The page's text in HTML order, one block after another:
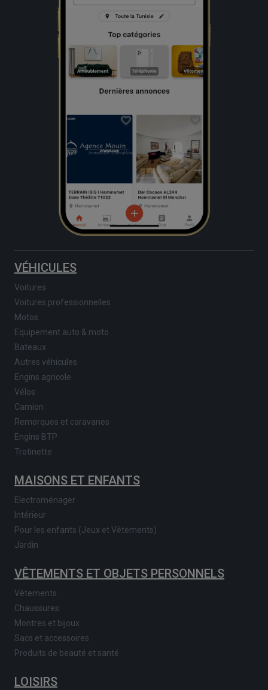
VÉHICULES
Voitures
Voitures professionnelles
Motos
Equipement auto & moto
Bateaux
Autres véhicules
Engins agricole
Vélos
Camion
Remorques et caravanes
Engins BTP
Trotinette
MAISONS ET ENFANTS
Electroménager
Intérieur
Pour les enfants (Jeux et Vêtements)
Jardin
VÊTEMENTS ET OBJETS PERSONNELS
Vêtements
Chaussures
Montres et bijoux
Sacs et accessoires
Produits de beauté et santé
LOISIRS